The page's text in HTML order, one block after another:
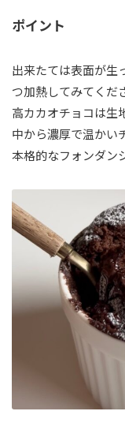
ポイント
出来たては表面が生
つ加熱してみてくだ
高カカオチョコは生
中から濃厚で温かい
本格的なフォンダン